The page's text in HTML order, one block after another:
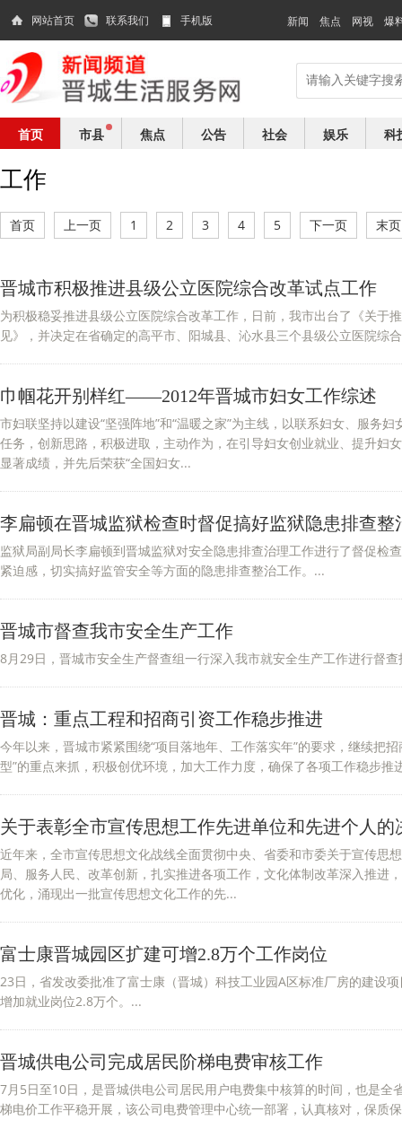
网站首页 联系我们 手机版 新闻 焦点 网视 爆
首页 市县 焦点 公告 社会 娱乐 科
工作
首页 上一页 1 2 3 4 5 下一页 末页
晋城市积极推进县级公立医院综合改革试点工作
为积极稳妥推进县级公立医院综合改革工作，日前，我市出台了《关于
见》，并决定在省确定的高平市、阳城县、沁水县三个县级公立医院综
巾帼花开别样红——2012年晋城市妇女工作综述
市妇联坚持以建设“坚强阵地”和“温暖之家”为主线，以联系妇女、服务
任务，创新思路，积极进取，主动作为，在引导妇女创业就业、提升妇
显著成绩，并先后荣获“全国妇女...
李扁顿在晋城监狱检查时督促搞好监狱隐患排查整
监狱局副局长李扁顿到晋城监狱对安全隐患排查治理工作进行了督促检
紧迫感，切实搞好监管安全等方面的隐患排查整治工作。...
晋城市督查我市安全生产工作
8月29日，晋城市安全生产督查组一行深入我市就安全生产工作进行督
晋城：重点工程和招商引资工作稳步推进
今年以来，晋城市紧紧围绕“项目落地年、工作落实年”的要求，继续把
型”的重点来抓，积极创优环境，加大工作力度，确保了各项工作稳步推
关于表彰全市宣传思想工作先进单位和先进个人的
近年来，全市宣传思想文化战线全面贯彻中央、省委和市委关于宣传思
局、服务人民、改革创新，扎实推进各项工作，文化体制改革深入推进
优化，涌现出一批宣传思想文化工作的先...
富士康晋城园区扩建可增2.8万个工作岗位
23日，省发改委批准了富士康（晋城）科技工业园A区标准厂房的建设
增加就业岗位2.8万个。...
晋城供电公司完成居民阶梯电费审核工作
7月5日至10日，是晋城供电公司居民用户电费集中核算的时间，也是全
梯电价工作平稳开展，该公司电费管理中心统一部署，认真核对，保质